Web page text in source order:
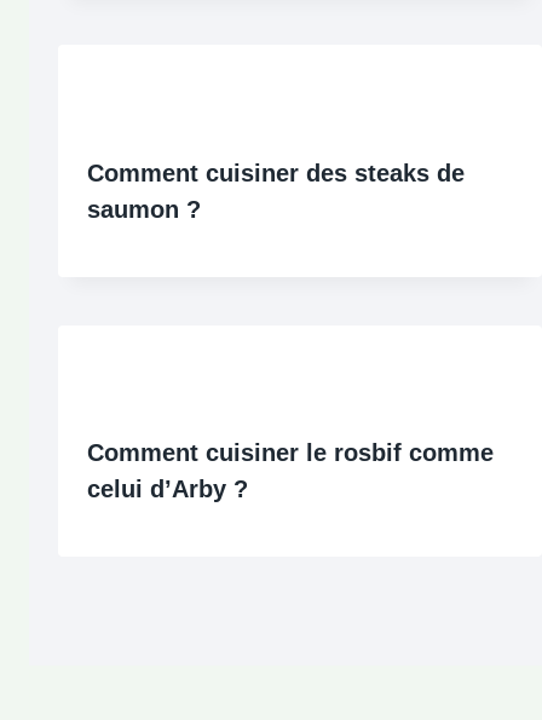
Comment cuisiner des steaks de
saumon ?
Comment cuisiner le rosbif comme
celui d’Arby ?